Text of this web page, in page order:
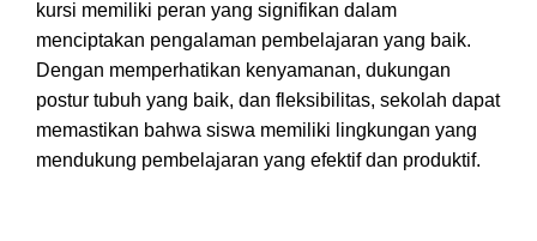
kursi memiliki peran yang signifikan dalam
menciptakan pengalaman pembelajaran yang baik.
Dengan memperhatikan kenyamanan, dukungan
postur tubuh yang baik, dan fleksibilitas, sekolah dapat
memastikan bahwa siswa memiliki lingkungan yang
mendukung pembelajaran yang efektif dan produktif.